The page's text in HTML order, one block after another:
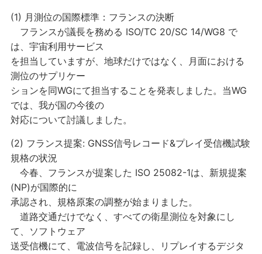
(1) 月測位の国際標準：フランスの決断
フランスが議長を務める ISO/TC 20/SC 14/WG8 で
は、宇宙利用サービス
を担当していますが、地球だけではなく、月面における
測位のサプリケー
ションを同WGにて担当することを発表しました。当WG
では、我が国の今後の
対応について討議しました。
(2) フランス提案: GNSS信号レコード&プレイ受信機試験
規格の状況
今春、フランスが提案した ISO 25082-1は、新規提案
(NP)が国際的に
承認され、規格原案の調整が始まりました。
道路交通だけでなく、すべての衛星測位を対象にし
て、ソフトウェア
送受信機にて、電波信号を記録し、リプレイするデジタ